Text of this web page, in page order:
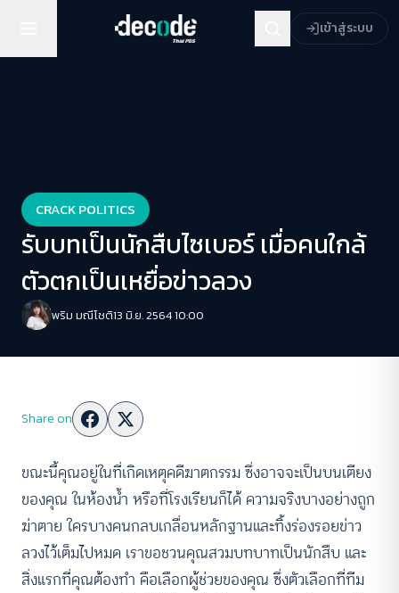
เข้าสู่ระบบ
CRACK POLITICS
รับบทเป็นนักสืบไซเบอร์ เมื่อคนใกล้
ตัวตกเป็นเหยื่อข่าวลวง
พริม มณีโชติ13 มิ.ย. 2564 10:00
Share on
ขณะนี้คุณอยู่ในที่เกิดเหตุคดีฆาตกรรม ซึ่งอาจจะเป็นบนเตียง
ของคุณ ในห้องน้ำ หรือที่โรงเรียนก็ได้ ความจริงบางอย่างถูก
ฆ่าตาย ใครบางคนกลบเกลื่อนหลักฐานและทิ้งร่องรอยข่าว
ลวงไว้เต็มไปหมด เราขอชวนคุณสวมบทบาทเป็นนักสืบ และ
สิ่งแรกที่คุณต้องทำ คือเลือกผู้ช่วยของคุณ ซึ่งตัวเลือกที่ทีม